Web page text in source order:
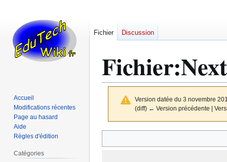
Fichier:
Version datée du 3 novembre
(diff) ← Version précédente |
à
à
Fichier Discussion
Accueil
Modifications récentes
Page au hasard
Aide
Règles d'édition
Catégories